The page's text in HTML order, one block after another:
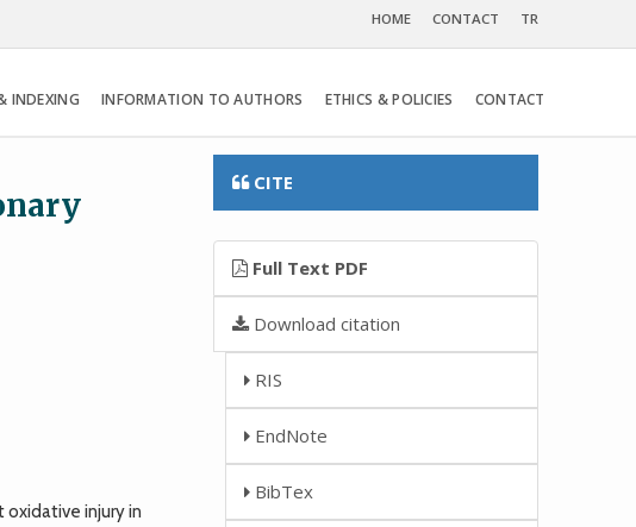
HOME CONTACT TR
INDEXING INFORMATION TO AUTHORS ETHICS & POLICIES CONTACT
injury in
CITE
Full Text PDF
Download citation
RIS
EndNote
BibTex